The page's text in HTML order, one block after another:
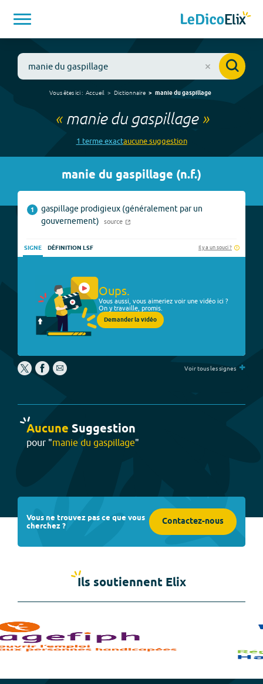
Vous êtes ici : Accueil Dictionnaire manie du gaspillage
« manie du gaspillage»
1 termeexactaucunesuggestion
manie du gaspillage (n.f.)
1
gaspillage prodigieux (généralement par un
gouvernement)
source
SIGNE DÉFINITION LSF Il y a un souci ?
Oups.
Vous aussi, vous aimeriez voir une vidéo ici ?
On y travaille, promis.
Demander la vidéo
Voir tous les signes +
Aucune Suggestion
pour "manie du gaspillage"
Vous ne trouvez pas ce que vous
cherchez ? Contactez-nous
Ils soutiennent Elix